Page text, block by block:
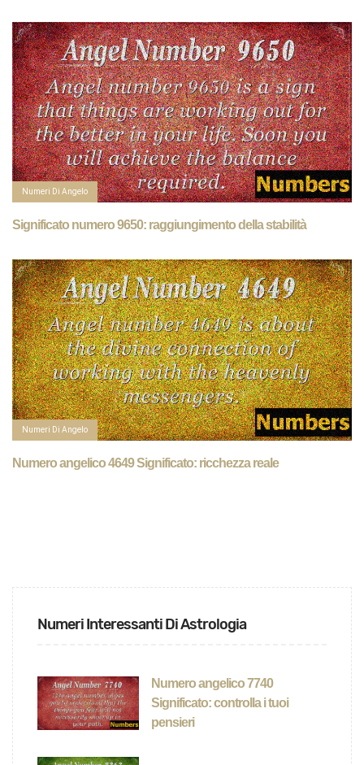
Numeri Di Angelo
Significato numero 9650: raggiungimento della stabilità
Numeri Di Angelo
Numero angelico 4649 Significato: ricchezza reale
Numeri Interessanti Di Astrologia
Numero angelico 7740
Significato: controlla i tuoi
pensieri